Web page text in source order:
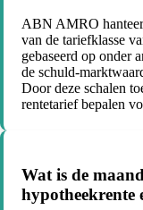
ABN AMRO
van de tariefklasse
gebaseerd op onder
de schuld-
Door deze schalen
rentetarief bepalen
Wat is de
hypotheekrente